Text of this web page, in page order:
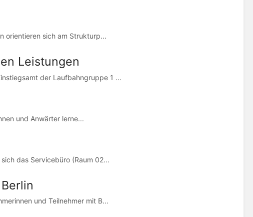
orientieren sich am Strukturp...
Leistungen
der Laufbahngruppe 1 ...
und Anwärter lerne...
das Servicebüro (Raum 02...
und Teilnehmer mit B...